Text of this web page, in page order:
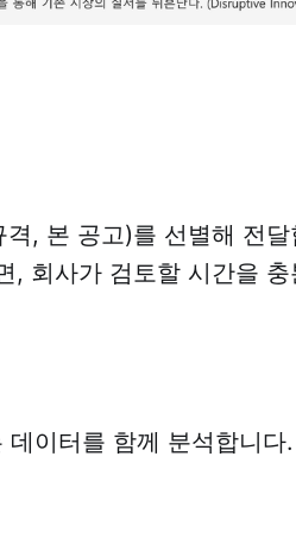
, 본 공고)를 선별해 전달
, 회사가 검토할 시간을
이터를 함께 분석합니다